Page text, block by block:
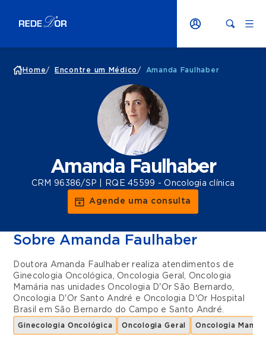
Home/ Encontre um Médico / Amanda Faulhaber
Amanda Faulhaber
CRM 96386/SP | RQE 45599 - Oncologia clínica
Agende uma consulta
Sobre Amanda Faulhaber
Doutora Amanda Faulhaber realiza atendimentos de
Ginecologia Oncológica, Oncologia Geral, Oncologia
Mamária nas unidades Oncologia D'Or São Bernardo,
Oncologia D'Or Santo André e Oncologia D'Or Hospital
Brasil
emSão Bernardo do Campo e Santo André.
Ginecologia Oncológica Oncologia Geral Oncologia